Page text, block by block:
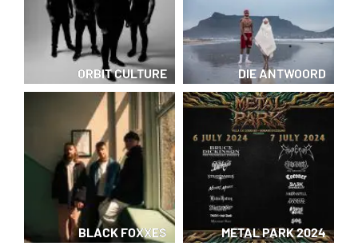
ORBIT CULTURE DIE ANTWOORD
BLACK FOXXES METAL PARK 2024